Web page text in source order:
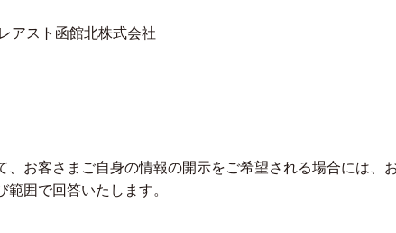
アスト函館北株式会社
お客さまご自身の情報の開示をご希望される場合には、
囲で回答いたします。